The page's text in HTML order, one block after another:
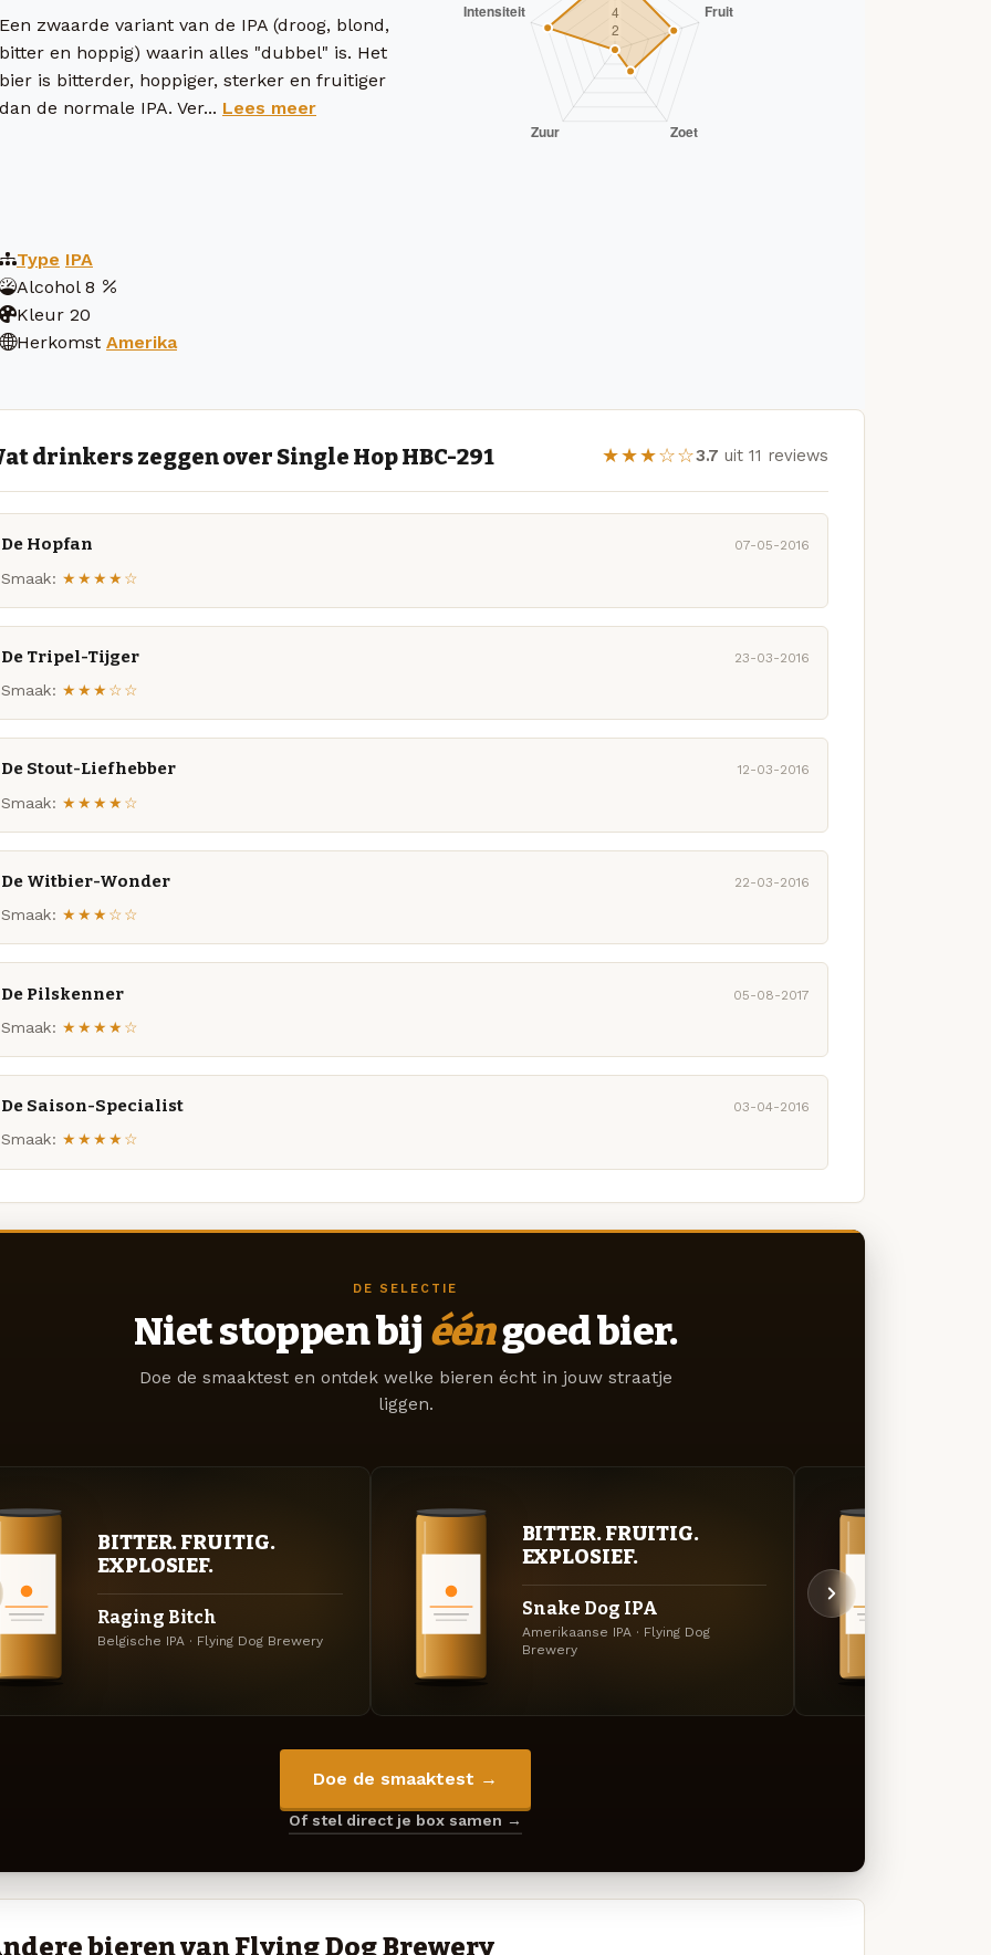
Een zwaarde variant van de IPA (droog, blond,
bitter en hoppig) waarin alles "dubbel" is. Het
bier is bitterder, hoppiger, sterker en fruitiger
dan de normale IPA. Ver... Lees meer
Type IPA
Alcohol 8
Kleur 20
Herkomst Amerika
drinkers zeggen over Single Hop HBC-291 ★★★☆☆3.7 uit 11 reviews
De Hopfan 07-05-2016
Smaak: ★★★★☆
De Tripel-Tijger 23-03-2016
Smaak: ★★★☆☆
De Stout-Liefhebber 12-03-2016
Smaak: ★★★★☆
De Witbier-Wonder 22-03-2016
Smaak: ★★★☆☆
De Pilskenner 05-08-2017
Smaak: ★★★★☆
De Saison-Specialist 03-04-2016
Smaak: ★★★★☆
DE SELECTIE
Niet stoppen bij ééngoed bier.
Doe de smaaktest en ontdek welke bieren écht in jouw straatje
liggen.
BITTER. FRUITIG.
EXPLOSIEF.
Raging Bitch
Belgische IPA · Flying Dog Brewery
BITTER. FRUITIG.
EXPLOSIEF.
Snake Dog IPA
Amerikaanse IPA · Flying Dog
Brewery
Doe de smaaktest →
Of stel direct je box samen →
bieren van Flying Dog Brewery